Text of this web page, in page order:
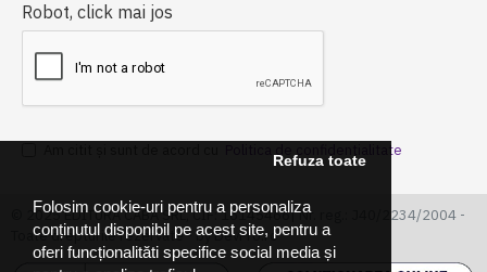
Folosim cookie-uri pentru a personaliza
conținutul disponibil pe acest site, pentru a
oferi funcționalităti specifice social media și
Refuza toate
Robot, click mai jos
Politica de confidentialitate
© 2025 EDITURA CABA SRL, CIF: 16145466| Nr. reg.: J40/2234/2004 -
Toate drepturile rezervate - by DevPro.ro